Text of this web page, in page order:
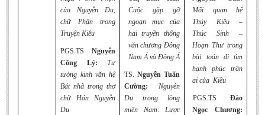
của Nguyễn Du,
chữ Phận trong
Truyện Kiều
PGS.TS Nguyễn
Công Lý: Tư
tưởng kinh văn hệ
Bát nhã trong thơ
chữ Hán Nguyễn
Du
Cuộc gặp gỡ
ngoạn mục của
hai truyền thống
văn chương Đông
Nam Á và Đông Á
TS. Nguyễn Tuấn
Cường: Nguyễn
Du trong lòng
miền Nam: Lược
Mối quan hệ
Thúy Kiều –
Thúc Sinh –
Hoạn Thư trong
bài toán đi tìm
hạnh phúc trần
ai của Kiều
PGS.TS Đào
Ngọc Chương: